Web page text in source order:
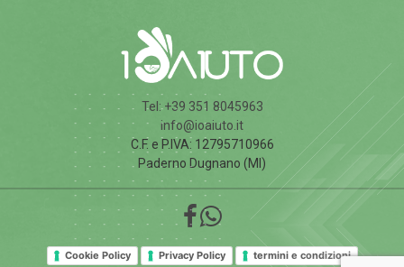
Tel: +39 351 8045963
info@ioaiuto.it
C.F. e P.IVA: 12795710966
Paderno Dugnano (MI)
Cookie Policy Privacy Policy termini e condizioni